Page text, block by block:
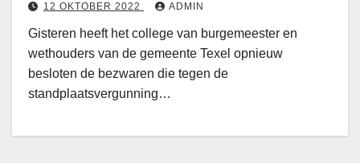
12 OKTOBER 2022 ADMIN
Gisteren heeft het college van burgemeester en
wethouders van de gemeente Texel opnieuw
besloten de bezwaren die tegen de
standplaatsvergunning…